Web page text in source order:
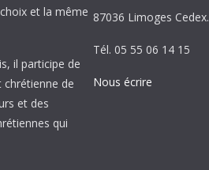
et la même
il participe de
chrétienne de
et des
qui
87036 Limoges Cedex.
Tél. 05 55 06 14 15
Nous écrire